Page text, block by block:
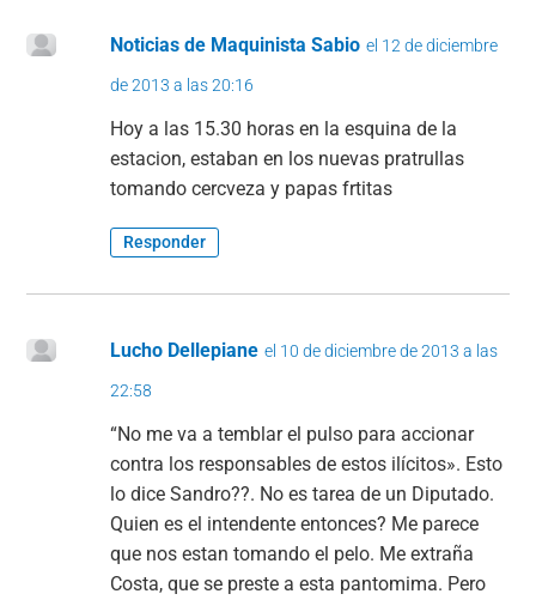
Noticias de Maquinista Sabio el 12 de diciembre
de 2013 a las 20:16
Hoy a las 15.30 horas en la esquina de la
estacion, estaban en los nuevas pratrullas
tomando cercveza y papas frtitas
Responder
Lucho Dellepiane el 10 de diciembre de 2013 a las
22:58
“No me va a temblar el pulso para accionar
contra los responsables de estos ilícitos». Esto
lo dice Sandro??. No es tarea de un Diputado.
Quien es el intendente entonces? Me parece
que nos estan tomando el pelo. Me extraña
Costa, que se preste a esta pantomima. Pero